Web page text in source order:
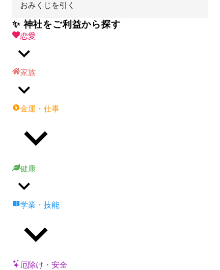
おみくじを引く
✨ 神社をご利益から探す
恋愛
家族
金運・仕事
健康
学業・技能
厄除け・安全